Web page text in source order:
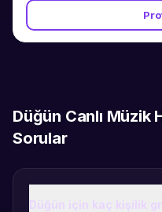
yetişkin ve çocuklara yüz
Muğla ve çevresinde hizmet.
Düğün Canlı Müzik
Sorular
Düğün için kaç kişilik